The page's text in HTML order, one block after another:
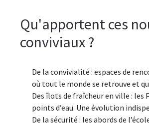
Qu'apportent ces
conviviaux ?
De la convivialité : espaces de
où tout le monde se retrouve et
Des îlots de fraîcheur en ville : les
points d’eau. Une évolution
De la sécurité : les abords de